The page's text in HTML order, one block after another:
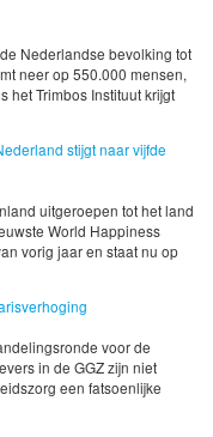
Nederlandse bevolking tot
neer op 550.000 mensen,
het Trimbos Instituut krijgt
stijgt naar vijfde
uitgeroepen tot het land
World Happiness
vorig jaar en staat nu op
voor de
in de GGZ zijn niet
een fatsoenlijke